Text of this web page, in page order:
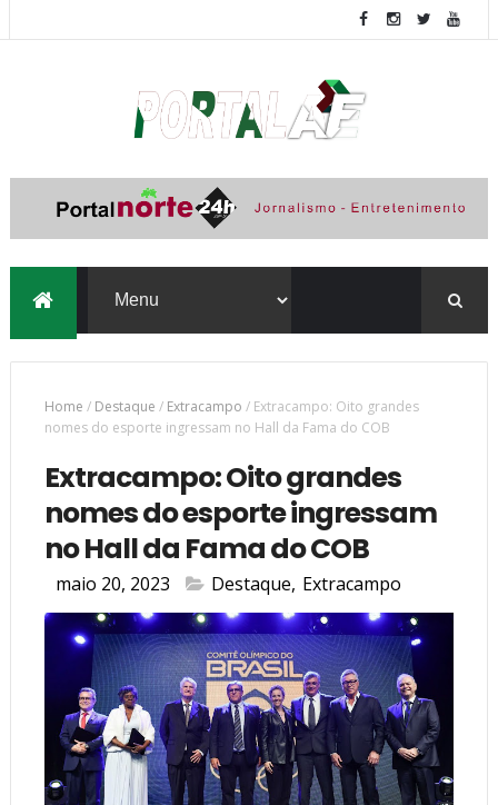
Home / Destaque / Extracampo / Extracampo: Oito grandes
nomes do esporte ingressam no Hall da Fama do COB
Extracampo: Oito grandes
nomes do esporte ingressam
no Hall da Fama do COB
maio 20, 2023 Destaque, Extracampo